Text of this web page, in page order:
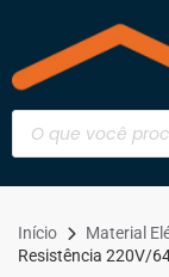
Início Material
Resistência 220V/